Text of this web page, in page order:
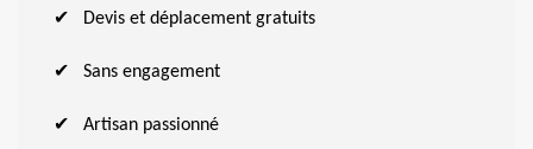
Devis et déplacement gratuits
Sans engagement
Artisan passionné